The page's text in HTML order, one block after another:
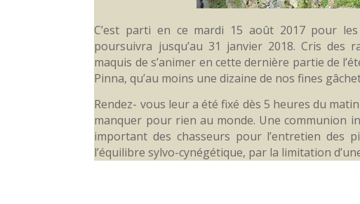
C’est parti en ce mardi 15 août 2017 pour
poursuivra jusqu’au 31 janvier 2018. Cris des
maquis de s’animer en cette dernière partie de
Pinna, qu’au moins une dizaine de nos fines
Rendez- vous leur a été fixé dès 5 heures du
manquer pour rien au monde. Une communion
important des chasseurs pour l’entretien des
l’équilibre sylvo-cynégétique, par la limitation